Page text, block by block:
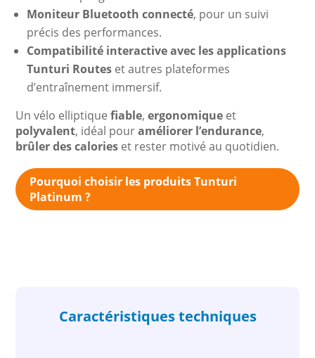
Moniteur Bluetooth connecté, pour un suivi
précis des performances.
Compatibilité interactive avec les applications
Tunturi Routes et autres plateformes
d’entraînement immersif.
Un vélo elliptiquefiable,ergonomique et
polyvalent, idéal pouraméliorer l’endurance,
brûler des calories et rester motivé au quotidien.
Pourquoi choisir les produits Tunturi
Platinum ?
Caractéristiques techniques